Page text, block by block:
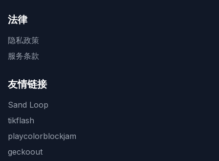
法律
隐私政策
服务条款
友情链接
Sand Loop
tikflash
playcolorblockjam
geckoout